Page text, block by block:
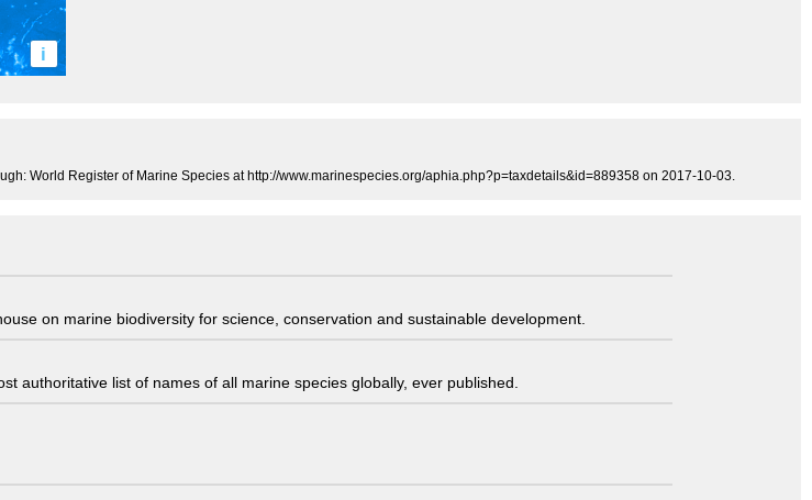
i
World Register of Marine Species at http://www.marinespecies.org/aphia.php?p=taxdetails&id=889358 on 2017-10-03.
on marine biodiversity for science, conservation and sustainable development.
authoritative list of names of all marine species globally, ever published.